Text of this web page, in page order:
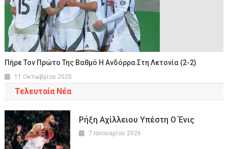
Πήρε Τον Πρώτο Της Βαθμό Η Ανδόρρα Στη Λετονία (2-2)
11 Οκτωβρίου 2025
Τελευταία Νέα
Ρήξη Αχίλλειου Υπέστη Ο Ένις
7 Ιανουαρίου 2026